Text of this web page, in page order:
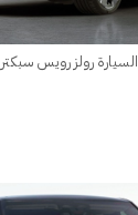
السيارة رولز رويس سبكتر